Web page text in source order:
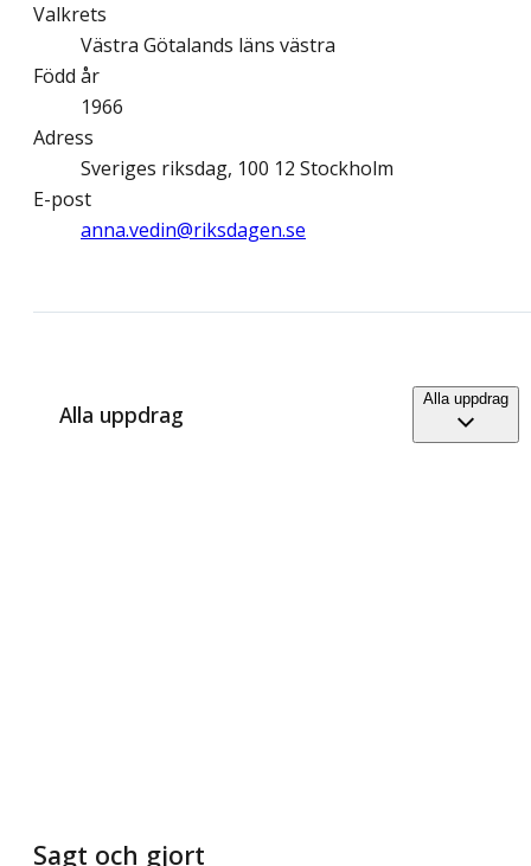
Valkrets
Västra Götalands läns västra
Född år
1966
Adress
Sveriges riksdag, 100 12 Stockholm
E-post
anna.vedin@­riksdagen.se
Alla uppdrag
Alla uppdrag
Sagt och gjort